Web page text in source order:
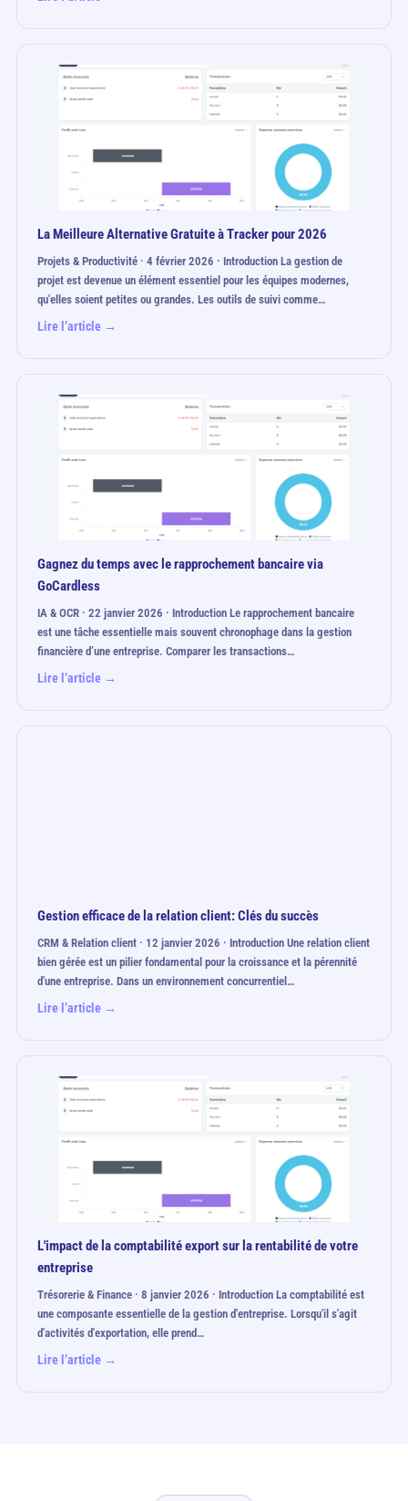
La Meilleure Alternative Gratuite à Tracker pour 2026
Projets & Productivité · 4 février 2026 · Introduction La gestion de
projet est devenue un élément essentiel pour les équipes modernes,
qu'elles soient petites ou grandes. Les outils de suivi comme…
Lire l’article →
Gagnez du temps avec le rapprochement bancaire via
GoCardless
IA & OCR · 22 janvier 2026 · Introduction Le rapprochement bancaire
est une tâche essentielle mais souvent chronophage dans la gestion
financière d’une entreprise. Comparer les transactions…
Lire l’article →
Gestion efficace de la relation client: Clés du succès
CRM & Relation client · 12 janvier 2026 · Introduction Une relation client
bien gérée est un pilier fondamental pour la croissance et la pérennité
d'une entreprise. Dans un environnement concurrentiel…
Lire l’article →
L'impact de la comptabilité export sur la rentabilité de votre
entreprise
Trésorerie & Finance · 8 janvier 2026 · Introduction La comptabilité est
une composante essentielle de la gestion d'entreprise. Lorsqu'il s'agit
d'activités d'exportation, elle prend…
Lire l’article →